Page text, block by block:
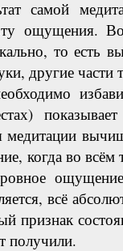
самой
ощущения.
то есть
другие
когда во
всё
признак
получили.